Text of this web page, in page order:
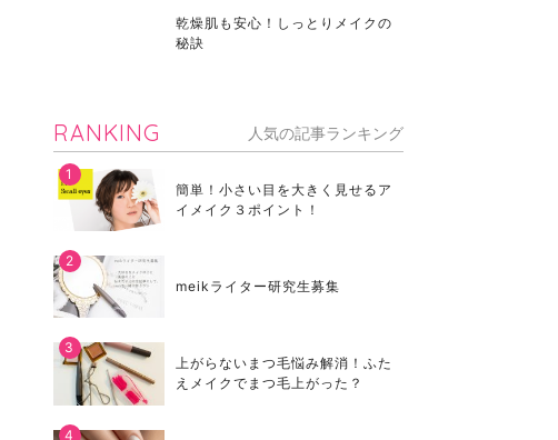
乾燥肌も安心！しっとりメイクの
秘訣
RANKING 人気の記事ランキング
簡単！小さい目を大きく見せるア
イメイク３ポイント！
meikライター研究生募集
上がらないまつ毛悩み解消！ふた
えメイクでまつ毛上がった？